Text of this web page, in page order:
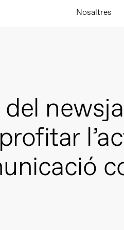
Nosaltres
del